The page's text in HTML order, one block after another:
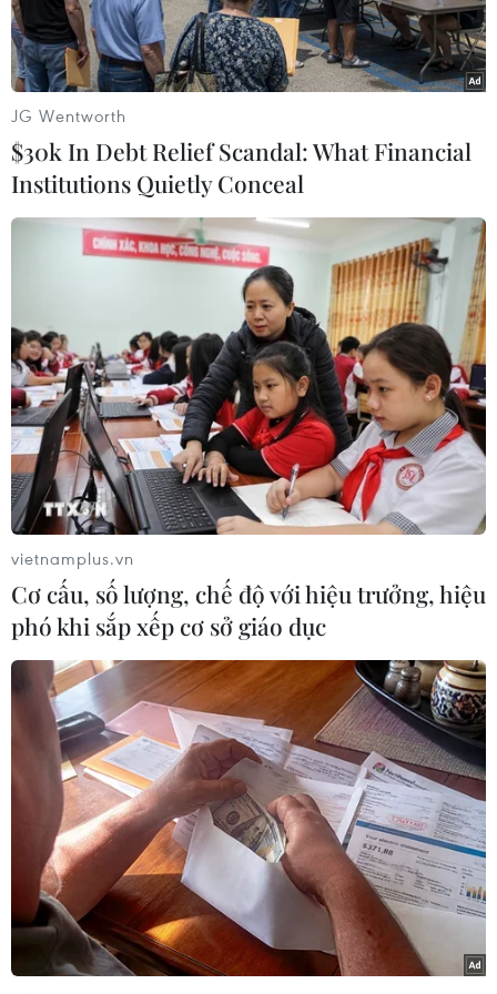
Bộ trưởng Thương mại quốc tế và Công nghiệp Mustapa
Mohamed tại lễ công bố đầu tư của Malaysia năm 2014. (Ảnh:
Kim Dung/Vietnam+)
Vốn đầu tư trực tiếp trong nước và nước ngoài
của Malaysia đã đạt mức kỷ lục mới gần 236 tỷ
ringgit (RM) trong năm 2014, tăng 7,5% so với
hơn 219 tỷ RM năm 2013.
Đầu tư trực tiếp trong nước (DDI) đạt 171 tỷ RM,
chiếm xấp xỉ 73% tổng vốn đầu tư, chủ yếu
trong các ngành sản xuất, dịch vụ và một số lĩnh
vực chính, trong khi đầu tư trực tiếp nước ngoài
(FDI) đạt 64,6 tỷ RM, chiếm hơn 27% tổng vốn
đầu tư.
JG Wentworth
$30k In Debt Relief Scandal: What Financial
Institutions Quietly Conceal
vietnamplus.vn
Cơ cấu, số lượng, chế độ với hiệu trưởng, hiệu
phó khi sắp xếp cơ sở giáo dục